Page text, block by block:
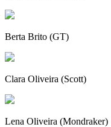
Berta Brito (GT)
Clara Oliveira (Scott)
Lena Oliveira (Mondraker)